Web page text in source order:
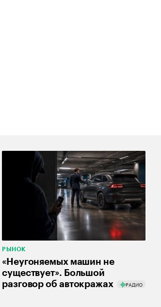
РЫНОК
«Неугоняемых машин не
существует». Большой
разговор об автокражах
РАДИО